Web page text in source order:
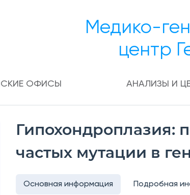
Медико-
центр
ОФИСЫ АНАЛИЗЫ И
Гипохондроплазия:
частых мутации в
Основная информация Подробная